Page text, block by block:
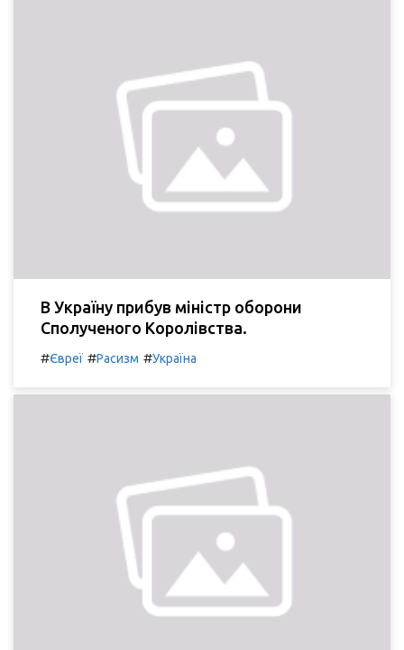
В Україну прибув міністр оборони
Сполученого Королівства.
#Євреї #Расизм #Україна